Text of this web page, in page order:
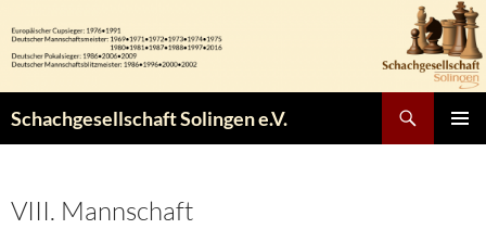
Inhalt
springen
Schachgesellschaft Solingen e.V.
VIII. Mannschaft